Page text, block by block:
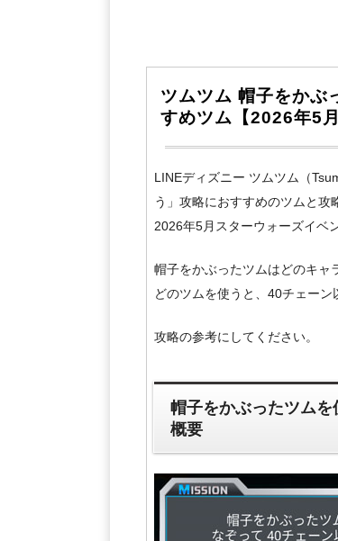
ツムツム 帽子をかぶ
すめツム【2026年5
LINEディズニー ツムツム（
う」攻略におすすめのツムと攻
2026年5月スターウォーズイベ
帽子をかぶったツムはどのキャ
どのツムを使うと、40チェー
攻略の参考にしてください。
帽子をかぶったツム
概要